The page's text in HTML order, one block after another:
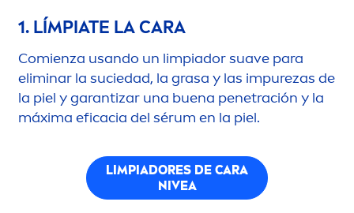
1. LÍMPIATE LA CARA
Comienza usando un limpiador suave para
eliminar la suciedad, la grasa y las impurezas de
la piel y garantizar una buena penetración y la
máxima eficacia del sérum en la piel.
LIMPIADORES DE CARA
NIVEA